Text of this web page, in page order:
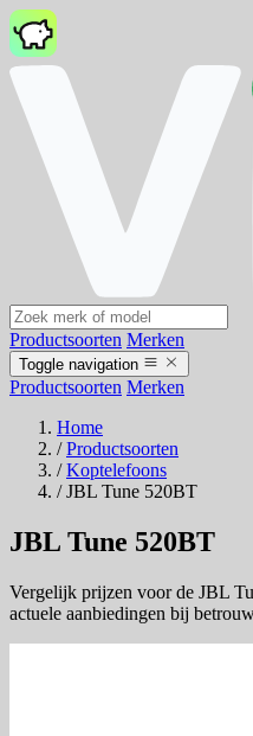
Productsoorten Merken
Toggle navigation
Productsoorten Merken
Home
/ Productsoorten
/ Koptelefoons
/ JBL Tune 520BT
JBL Tune 520BT
Vergelijk prijzen voor de JBL
actuele aanbiedingen bij